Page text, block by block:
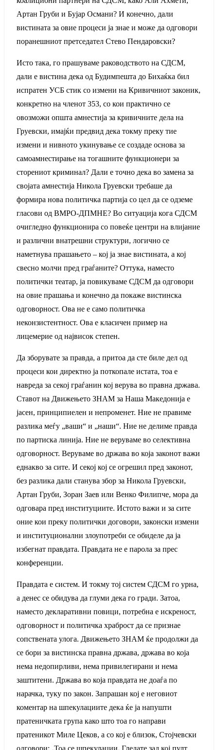
Артан Груби и Бујар Османи? И конечно, дали
вистината за овие процеси ја знае и може да одговори
поранешниот претседател Стево Пендаровски?
Исто така, го прашуваме раководството на СДСМ,
дали е вистина дека од Будимпешта до Бихаќка бил
испратен УСБ стик со измени на Кривичниот законик,
конкретно на членот 353, со кои практично се
овозможи општа амнестија за кривичните дела на
Груевски, имајќи предвид дека токму преку тие
измени и нивното укинување се создаде основа за
самоамнестирање на тогашните функционери за
сторениот криминал? Дали е точно дека во замена за
својата амнестија Никола Груевски требаше да
формира нова политичка партија со цел да се одземе
гласови од ВМРО-ДПМНЕ? Во ситуација кога СДСМ
очигледно функционира со повеќе центри на влијание
и различни внатрешни структури, логично се
наметнува прашањето – кој ја знае вистината, а кој
свесно молчи пред граѓаните? Оттука, наместо
политички театар, ја повикуваме СДСМ да одговори
на овие прашања и конечно да покаже вистинска
одговорност. Ова не е само политичка
неконзистентност. Ова е класичен пример на
лицемерие од највисок степен.
Да зборувате за правда, а притоа да сте биле дел од
процеси кои директно ја поткопале истата, тоа е
навреда за секој граѓанин кој верува во правна држава.
Ставот на Движењето ЗНАМ за Наша Македонија е
јасен, принципиелен и непроменет. Ние не правиме
разлика меѓу „ваши“ и „наши“. Ние не делиме правда
по партиска линија. Ние не веруваме во селективна
одговорност. Веруваме во држава во која законот важи
еднакво за сите. И секој кој се огрешил пред законот,
без разлика дали станува збор за Никола Груевски,
Артан Груби, Зоран Заев или Венко Филипче, мора да
одговара пред институциите. Истото важи и за сите
оние кои преку политички договори, законски измени
и институционални злоупотреби се обиделе да ја
избегнат правдата. Правдата не е парола за прес
конференции.
Правдата е систем. И токму тој систем СДСМ го урна,
а денес се обидува да глуми дека го гради. Затоа,
наместо декларативни повици, потребна е искреност,
одговорност и политичка храброст да се признае
сопствената улога. Движењето ЗНАМ ќе продолжи да
се бори за вистинска правна држава, држава во која
нема недопирливи, нема привилегирани и нема
заштитени. Држава во која правдата не доаѓа по
нарачка, туку по закон. Запрашан кој е неговиот
коментар на шпекулациите дека ќе ја напушти
пратеничката група како што тоа го направи
пратеникот Миле Цеков, а со кој е близок, Стојчевски